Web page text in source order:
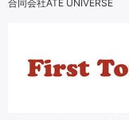
合同会社ATE UNIVERSE